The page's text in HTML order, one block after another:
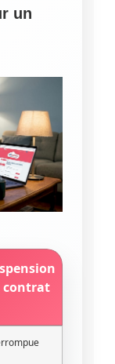
un
contrat